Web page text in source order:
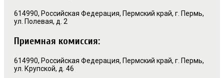
614990, Российская Федерация, Пермский край, г. Пермь,
ул. Полевая, д. 2
Приемная комиссия:
614990, Российская Федерация, Пермский край, г. Пермь,
ул. Крупской, д. 46